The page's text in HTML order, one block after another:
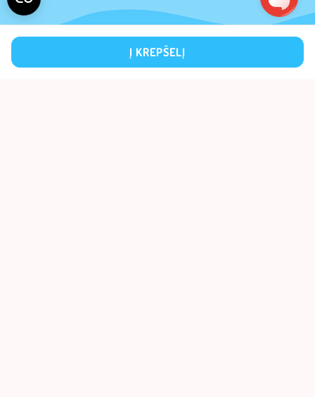
Į KREPŠELĮ
APIE MUS